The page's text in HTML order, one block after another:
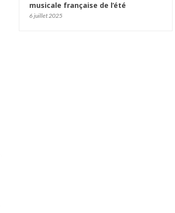
musicale française de l’été
6 juillet 2025